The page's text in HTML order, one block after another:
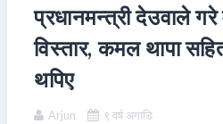
प्रधानमन्त्री देउवाले गरे
विस्तार, कमल थापा
थपिए
Arjun ९ वर्ष अगाडि